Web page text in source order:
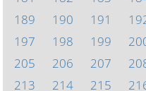
189
190 191
197
198 199
205
206 207
213
214 215